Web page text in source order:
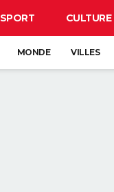
SPORT CULTURE
MONDE VILLES